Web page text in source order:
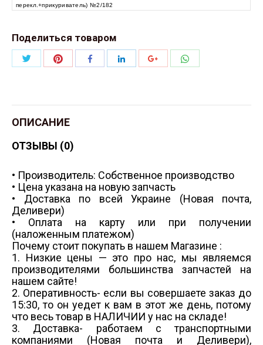
перекл.+прикуриватель) №2/182
Поделиться товаром
ПоделитьсяПоделитьсяПоделитьсяПоделитьсяПоделиться
ОПИСАНИЕ
ОТЗЫВЫ (0)
• Производитель: Собственное производство
• Цена указана на новую запчасть
• Доставка по всей Украине (Новая почта,
Деливери)
• Оплата на карту или при получении
(наложенным платежом)
Почему стоит покупать в нашем Магазине :
1. Низкие цены — это про нас, мы являемся
производителями большинства запчастей на
нашем сайте!
2. Оперативность- если вы совершаете заказ до
15:30, то он уедет к вам в этот же день, потому
что весь товар в НАЛИЧИИ у нас на складе!
3. Доставка- работаем с транспортными
компаниями (Новая почта и Деливери),